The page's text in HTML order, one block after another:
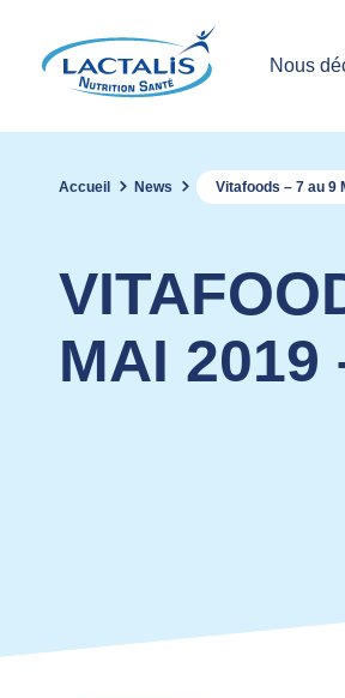
Nous
Accueil News Vitafoods – 7 au 9
MAI 2019